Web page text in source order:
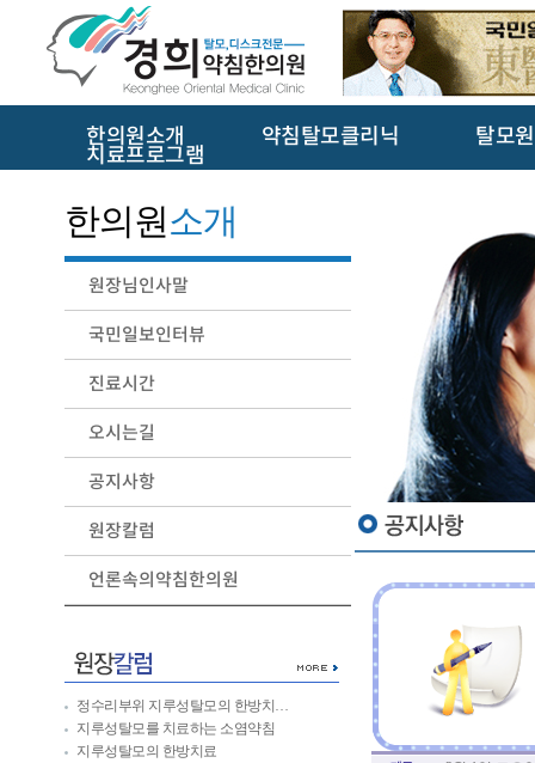
한의원소개 약침탈모클리닉 탈모
치료프로그램
한의원소개
원장님인사말
국민일보인터뷰
진료시간
오시는길
공지사항
원장칼럼
언론속의약침한의원
정수리부위 지루성탈모의 한방치…
지루성탈모를 치료하는 소염약침
지루성탈모의 한방치료